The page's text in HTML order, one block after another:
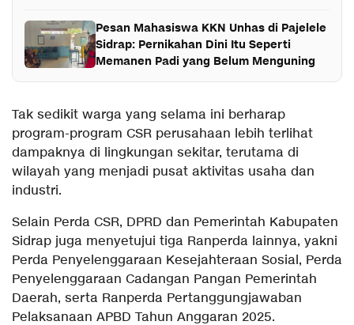
Pesan Mahasiswa KKN Unhas di Pajelele
Sidrap: Pernikahan Dini Itu Seperti
Memanen Padi yang Belum Menguning
Tak sedikit warga yang selama ini berharap
program-program CSR perusahaan lebih terlihat
dampaknya di lingkungan sekitar, terutama di
wilayah yang menjadi pusat aktivitas usaha dan
industri.
Selain Perda CSR, DPRD dan Pemerintah Kabupaten
Sidrap juga menyetujui tiga Ranperda lainnya, yakni
Perda Penyelenggaraan Kesejahteraan Sosial, Perda
Penyelenggaraan Cadangan Pangan Pemerintah
Daerah, serta Ranperda Pertanggungjawaban
Pelaksanaan APBD Tahun Anggaran 2025.